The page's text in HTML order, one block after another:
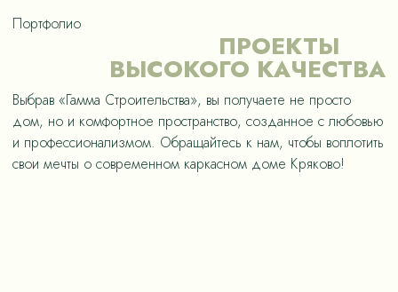
Портфолио
ПРОЕКТЫ
ВЫСОКОГО КАЧЕСТВА
Выбрав «Гамма Строительства», вы получаете не просто
дом, но и комфортное пространство, созданное с любовью
и профессионализмом. Обращайтесь к нам, чтобы воплотить
свои мечты о современном каркасном доме Кряково!